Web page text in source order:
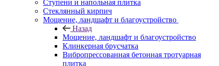
Ступени и напольная плитка
Cтеклянный кирпич
Мощение, ландшафт и благоустройство
Назад
Мощение, ландшафт и благоустройство
Клинкерная брусчатка
Вибропрессованная бетонная тротуарная
плитка